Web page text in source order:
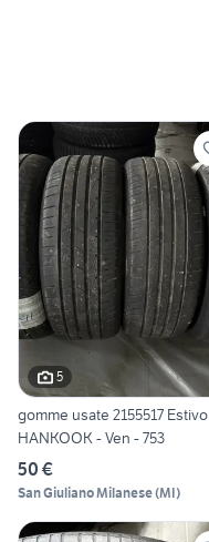
5
gomme usate 2155517 Estivo
HANKOOK - Ven - 753
50 €
San Giuliano Milanese(MI)